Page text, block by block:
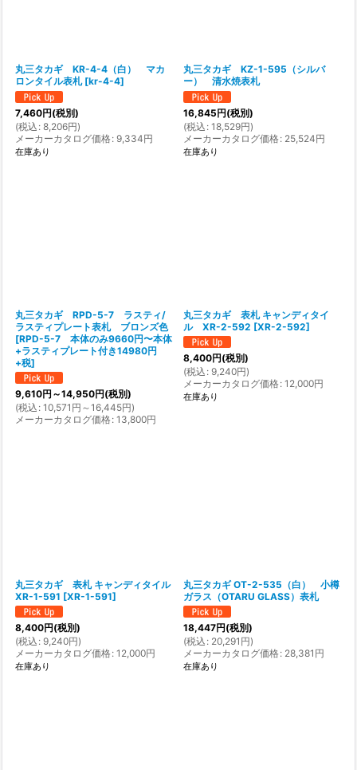
丸三タカギ KR-4-4（白） マカ
ロンタイル表札 [kr-4-4]
7,460円(税別)
(税込 : 8,206円)
メーカーカタログ価格: 9,334円
在庫あり
丸三タカギ KZ-1-595（シルバ
ー） 清水焼表札
16,845円(税別)
(税込 : 18,529円)
メーカーカタログ価格: 25,524円
在庫あり
丸三タカギ RPD-5-7 ラスティ/
ラスティプレート表札 ブロンズ色
[RPD-5-7 本体のみ9660円〜本体
+ラスティプレート付き14980円
+税]
9,610円 ～14,950円(税別)
(税込 : 10,571 円 ～16,445円)
メーカーカタログ価格: 13,800円
丸三タカギ 表札 キャンディタイ
ル XR-2-592 [XR-2-592]
8,400円(税別)
(税込 : 9,240円)
メーカーカタログ価格: 12,000円
在庫あり
丸三タカギ 表札 キャンディタイル
XR-1-591 [XR-1-591]
8,400円(税別)
(税込 : 9,240円)
メーカーカタログ価格: 12,000円
在庫あり
丸三タカギ OT-2-535（白） 小樽
ガラス（OTARU GLASS）表札
18,447円(税別)
(税込 : 20,291 円)
メーカーカタログ価格: 28,381 円
在庫あり